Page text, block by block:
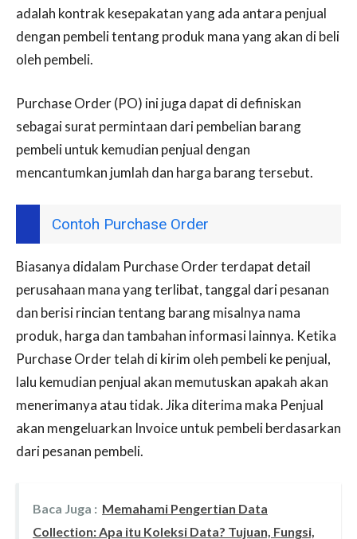
adalah kontrak kesepakatan yang ada antara penjual
dengan pembeli tentang produk mana yang akan di beli
oleh pembeli.
Purchase Order (PO) ini juga dapat di definiskan
sebagai surat permintaan dari pembelian barang
pembeli untuk kemudian penjual dengan
mencantumkan jumlah dan harga barang tersebut.
Contoh Purchase Order
Biasanya didalam Purchase Order terdapat detail
perusahaan mana yang terlibat, tanggal dari pesanan
dan berisi rincian tentang barang misalnya nama
produk, harga dan tambahan informasi lainnya. Ketika
Purchase Order telah di kirim oleh pembeli ke penjual,
lalu kemudian penjual akan memutuskan apakah akan
menerimanya atau tidak. Jika diterima maka Penjual
akan mengeluarkan Invoice untuk pembeli berdasarkan
dari pesanan pembeli.
Baca Juga : Memahami Pengertian Data
Collection: Apa itu Koleksi Data? Tujuan, Fungsi,